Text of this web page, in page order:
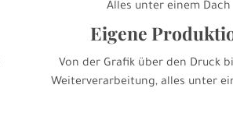
Alles unter einem Dach
Eigene
Von der Grafik über den Druck
Weiterverarbeitung, alles unter